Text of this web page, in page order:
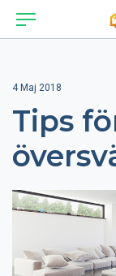
4 Maj 2018
Tips